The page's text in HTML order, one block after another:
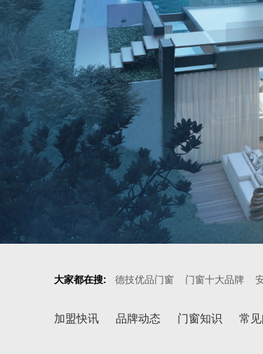
大家都在搜: 德技优品门窗 门窗十大品牌
加盟快讯 品牌动态 门窗知识 常